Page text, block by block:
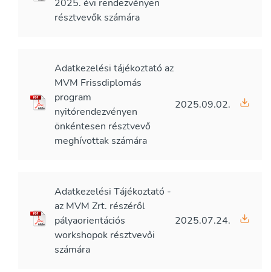
2025. évi rendezvényen
résztvevők számára
Adatkezelési tájékoztató az
MVM Frissdiplomás
program
nyitórendezvényen
önkéntesen résztvevő
meghívottak számára
2025.09.02.
Adatkezelési Tájékoztató -
az MVM Zrt. részéről
pályaorientációs
workshopok résztvevői
számára
2025.07.24.